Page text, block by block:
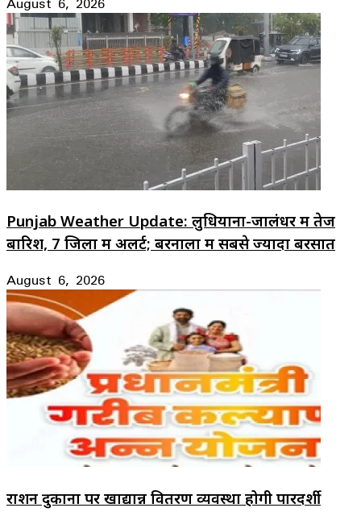
Punjab Weather Update: लुधियाना-जालंधर में तेज
बारिश, 7 जिलों में अलर्ट; बरनाला में सबसे ज्यादा बरसात
August 6, 2026
राशन दुकानों पर खाद्यान्न वितरण व्यवस्था होगी पारदर्शी